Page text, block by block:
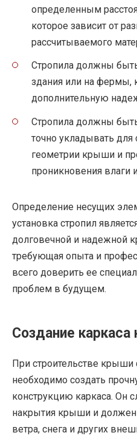
определенным
которое зависит от
рассчитываемого
Стропила должны
здания или на фермы,
дополнительную
Стропила должны
точно укладывать для
геометрии крыши и
проникновения влаги
Определение несущих
установка стропил
долговечной и надежной
требующая опыта и
всего доверить ее
проблем в будущем.
Создание
При строительстве крыши
необходимо создать
конструкцию каркаса. Он
накрытия крыши и
ветра, снега и других